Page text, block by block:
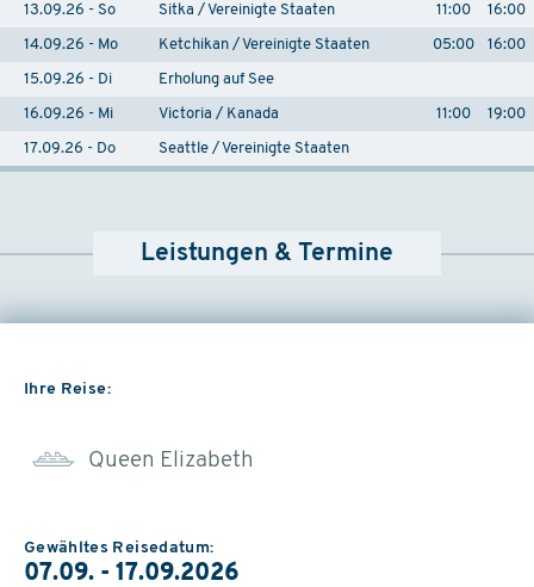
13.09.26 - So Sitka / Vereinigte Staaten 11:00 16:00
14.09.26 - Mo Ketchikan / Vereinigte Staaten 05:00 16:00
15.09.26 - Di Erholung auf See
16.09.26 - Mi Victoria / Kanada 11:00 19:00
17.09.26 - Do Seattle / Vereinigte Staaten
Leistungen & Termine
Ihre Reise:
Queen Elizabeth
Gewähltes Reisedatum:
07.09. - 17.09.2026